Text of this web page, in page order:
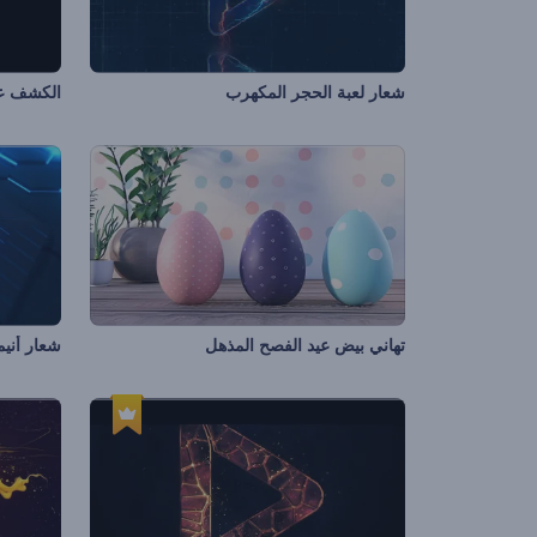
شعار لعبة الحجر المكهرب الكشف
تهاني بيض عيد الفصح المذهل شعار